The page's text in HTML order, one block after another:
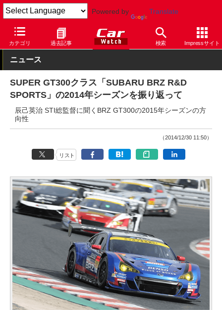
Powered by Translate
カテゴリ 過去記事 検索 Impressサイト
Car Watch モータースポーツ SUPER GT
ニュース
SUPER GT300クラス「SUBARU BRZ R&D
SPORTS」の2014年シーズンを振り返って
辰己英治 STI総監督に聞くBRZ GT300の2015年シーズンの方
向性
（2014/12/30 11:50）
リスト